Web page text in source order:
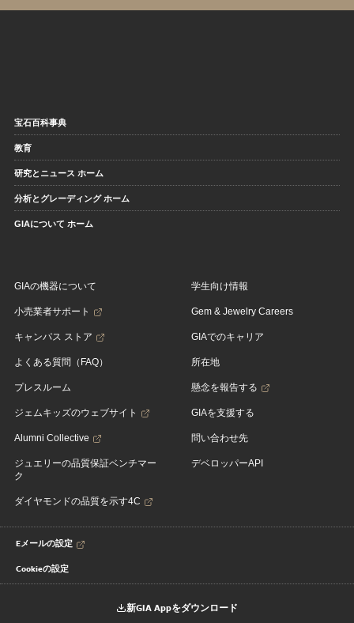
宝石百科事典
教育
研究とニュース ホーム
分析とグレーディング ホーム
GIAについて ホーム
GIAの機器について
小売業者サポート
キャンパス ストア
よくある質問（FAQ）
プレスルーム
ジェムキッズのウェブサイト
Alumni Collective
ジュエリーの品質保証ベンチマー
ク
ダイヤモンドの品質を示す4C
学生向け情報
Gem & Jewelry Careers
GIAでのキャリア
所在地
懸念を報告する
GIAを支援する
問い合わせ先
デベロッパーAPI
Eメールの設定
Cookieの設定
新GIA Appをダウンロード